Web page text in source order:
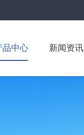
品中心 新闻资讯